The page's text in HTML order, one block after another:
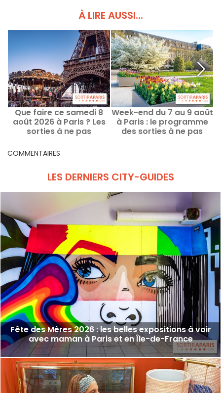
À LIRE AUSSI...
Que faire ce samedi 8
août 2026 à Paris ? Les
sorties à ne pas
Week-end du 7 au 9 août
à Paris : le programme
des sorties à ne pas
COMMENTAIRES
LES DERNIERS CITY-GUIDES
Fête des Mères 2026 : les belles expositions à voir
avec maman à Paris et en Île-de-France